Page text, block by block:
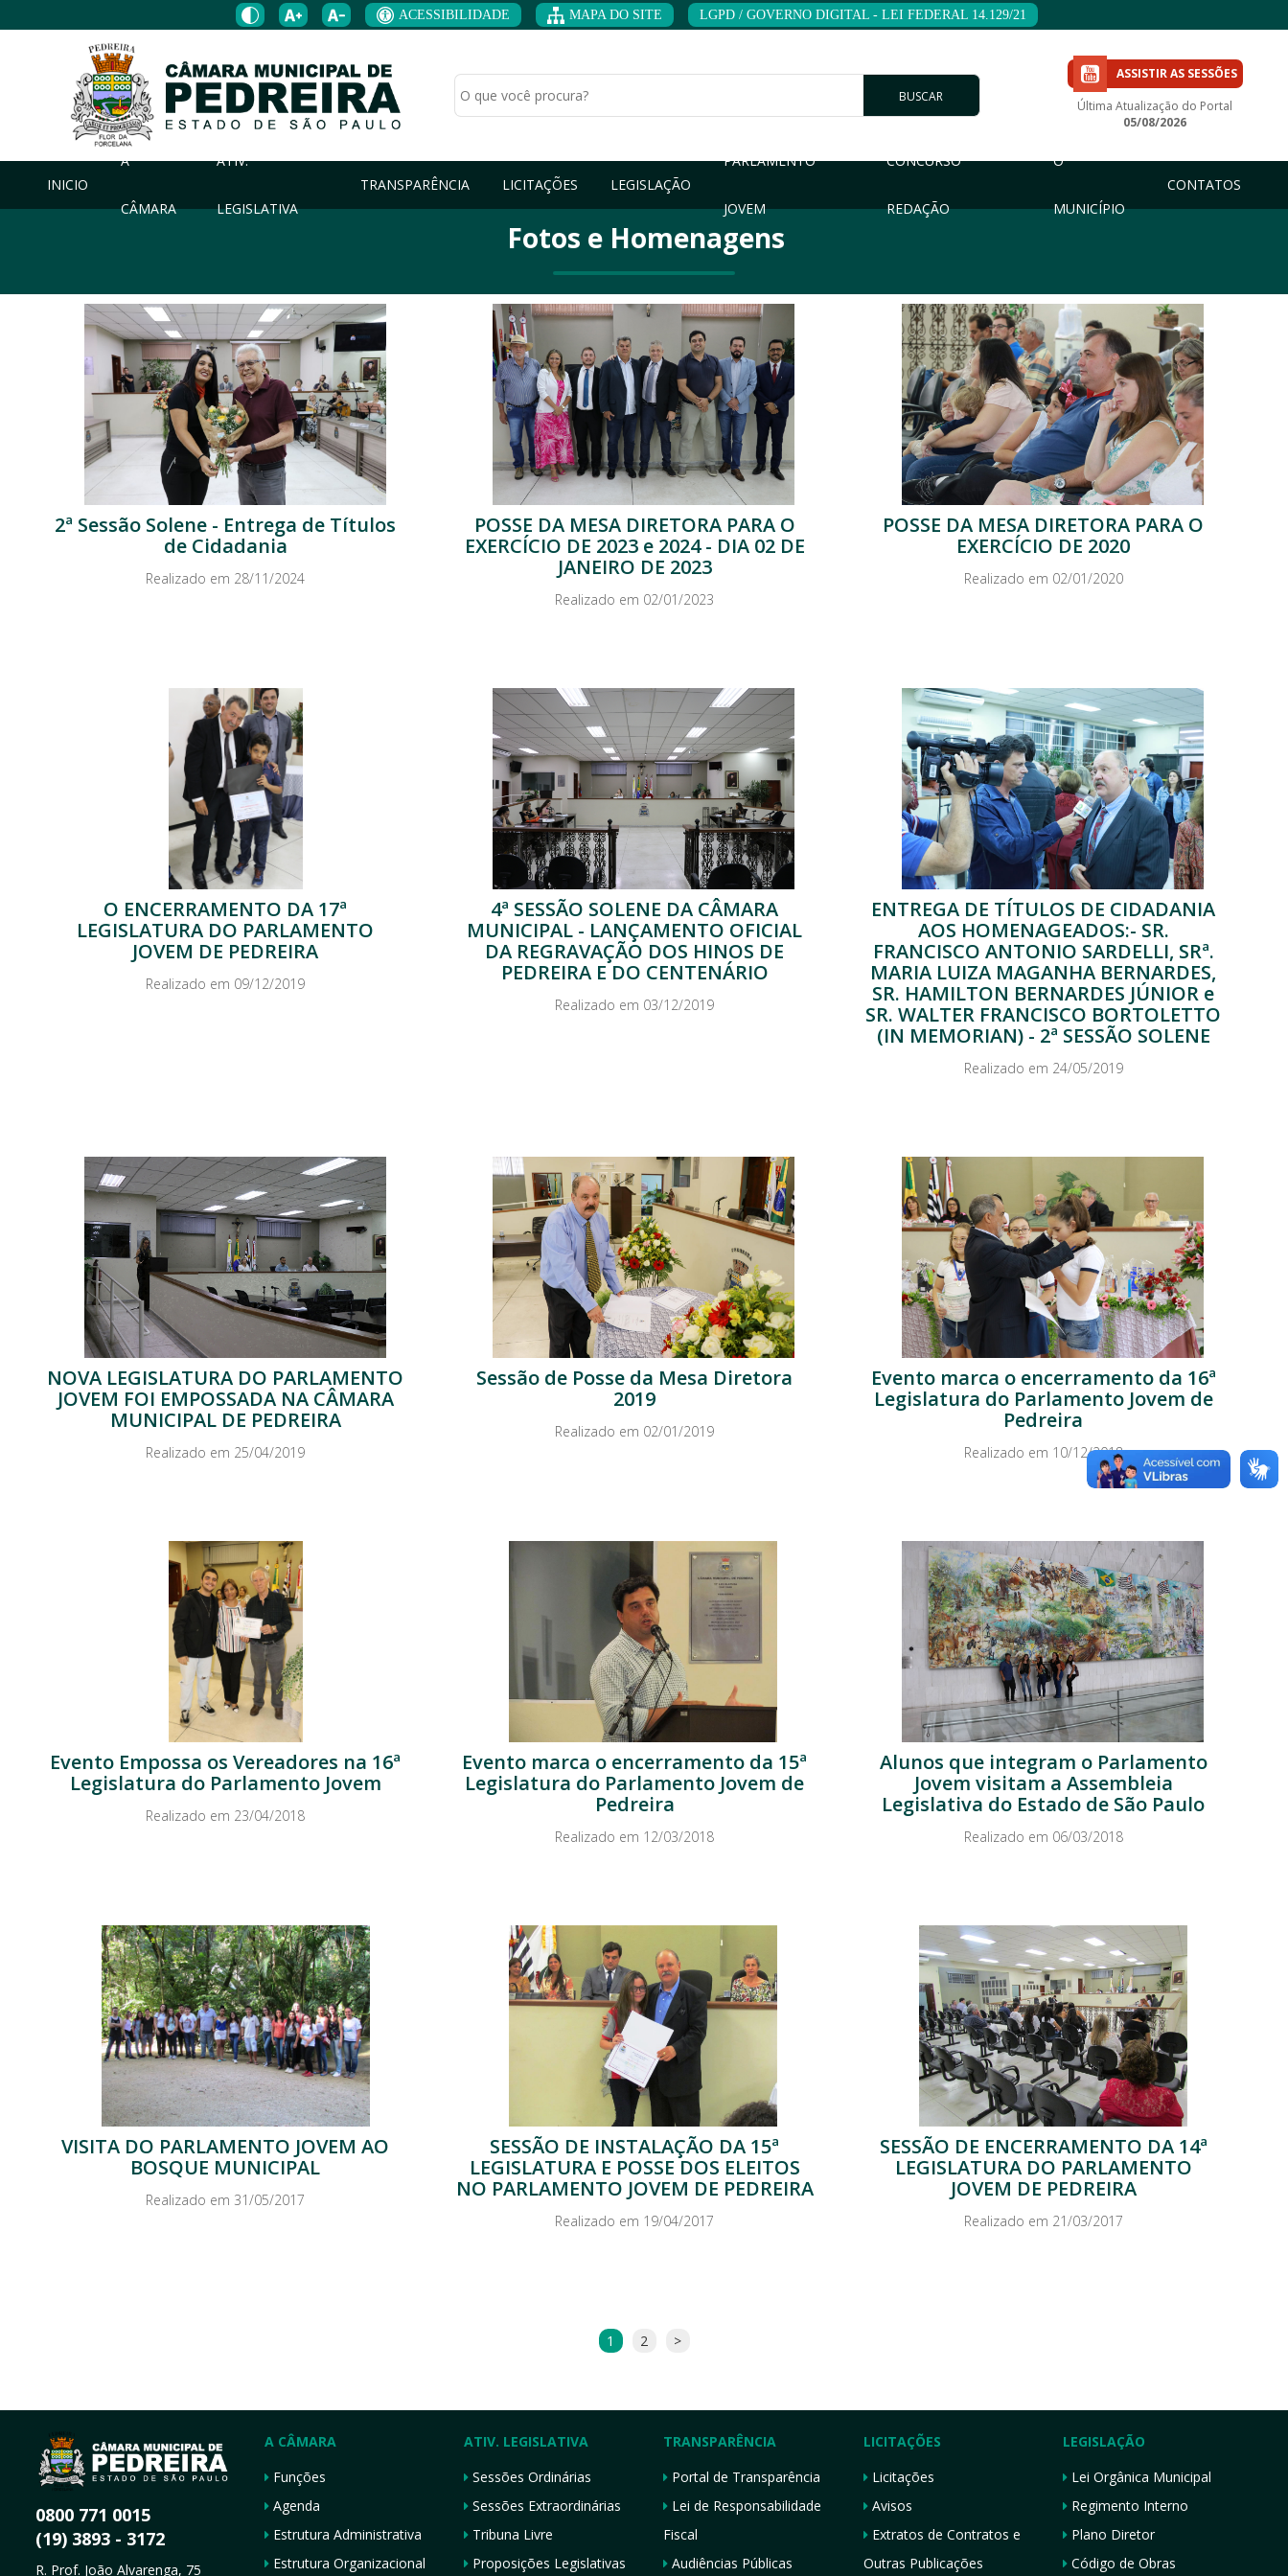
ACESSIBILIDADE MAPA DO SITE LGPD / GOVERNO DIGITAL - LEI FEDERAL 14.129/21
BUSCAR
ASSISTIR AS SESSÕES
Última Atualização do Portal
05/08/2026
INICIO
A
CÂMARA
ATIV.
LEGISLATIVA
TRANSPARÊNCIA LICITAÇÕES LEGISLAÇÃO
PARLAMENTO
JOVEM
CONCURSO
REDAÇÃO
O
MUNICÍPIO
CONTATOS
Fotos e Homenagens
2ª Sessão Solene - Entrega de Títulos
de Cidadania
Realizado em 28/11/2024
POSSE DA MESA DIRETORA PARA O
EXERCÍCIO DE 2023 e 2024 - DIA 02 DE
JANEIRO DE 2023
Realizado em 02/01/2023
POSSE DA MESA DIRETORA PARA O
EXERCÍCIO DE 2020
Realizado em 02/01/2020
O ENCERRAMENTO DA 17ª
LEGISLATURA DO PARLAMENTO
JOVEM DE PEDREIRA
Realizado em 09/12/2019
4ª SESSÃO SOLENE DA CÂMARA
MUNICIPAL - LANÇAMENTO OFICIAL
DA REGRAVAÇÃO DOS HINOS DE
PEDREIRA E DO CENTENÁRIO
Realizado em 03/12/2019
ENTREGA DE TÍTULOS DE CIDADANIA
AOS HOMENAGEADOS:- SR.
FRANCISCO ANTONIO SARDELLI, SRª.
MARIA LUIZA MAGANHA BERNARDES,
SR. HAMILTON BERNARDES JÚNIOR e
SR. WALTER FRANCISCO BORTOLETTO
(IN MEMORIAN) - 2ª SESSÃO SOLENE
Realizado em 24/05/2019
NOVA LEGISLATURA DO PARLAMENTO
JOVEM FOI EMPOSSADA NA CÂMARA
MUNICIPAL DE PEDREIRA
Realizado em 25/04/2019
Sessão de Posse da Mesa Diretora
2019
Realizado em 02/01/2019
Evento marca o encerramento da 16ª
Legislatura do Parlamento Jovem de
Pedreira
Realizado em 10/12/2018
Evento Empossa os Vereadores na 16ª
Legislatura do Parlamento Jovem
Realizado em 23/04/2018
Evento marca o encerramento da 15ª
Legislatura do Parlamento Jovem de
Pedreira
Realizado em 12/03/2018
Alunos que integram o Parlamento
Jovem visitam a Assembleia
Legislativa do Estado de São Paulo
Realizado em 06/03/2018
VISITA DO PARLAMENTO JOVEM AO
BOSQUE MUNICIPAL
Realizado em 31/05/2017
SESSÃO DE INSTALAÇÃO DA 15ª
LEGISLATURA E POSSE DOS ELEITOS
NO PARLAMENTO JOVEM DE PEDREIRA
Realizado em 19/04/2017
SESSÃO DE ENCERRAMENTO DA 14ª
LEGISLATURA DO PARLAMENTO
JOVEM DE PEDREIRA
Realizado em 21/03/2017
1 2 >
0800 771 0015
(19) 3893 - 3172
R. Prof. João Alvarenga, 75
A CÂMARA
Funções
Agenda
Estrutura Administrativa
Estrutura Organizacional
ATIV. LEGISLATIVA
Sessões Ordinárias
Sessões Extraordinárias
Tribuna Livre
Proposições Legislativas
TRANSPARÊNCIA
Portal de Transparência
Lei de Responsabilidade
Fiscal
Audiências Públicas
LICITAÇÕES
Licitações
Avisos
Extratos de Contratos e
Outras Publicações
LEGISLAÇÃO
Lei Orgânica Municipal
Regimento Interno
Plano Diretor
Código de Obras